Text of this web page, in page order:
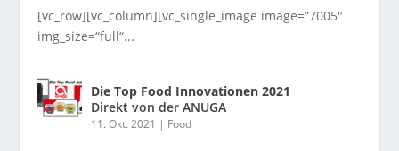
[vc_row][vc_column][vc_single_image image=“7005″
img_size=“full“...
Die Top Food Innovationen 2021
Direkt von der ANUGA
11. Okt. 2021 | Food